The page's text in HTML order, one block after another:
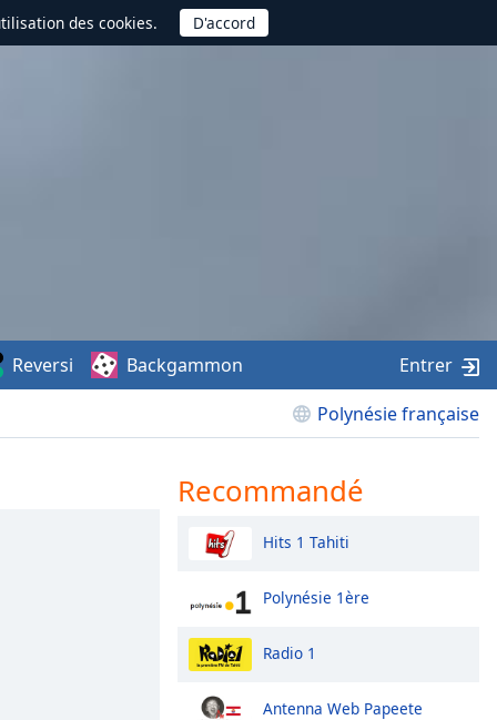
des cookies.
Polynésie française
Reversi Backgammon Entrer
Recommandé
Hits 1 Tahiti
Polynésie 1ère
Radio 1
Antenna Web Papeete